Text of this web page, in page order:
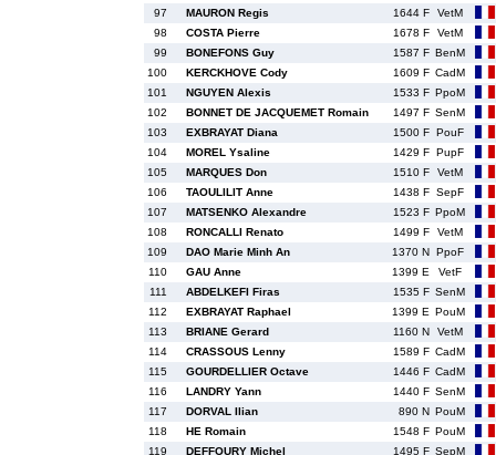
97
MAURON Regis 1644 F
VetM
98
COSTA Pierre 1678 F
VetM
99
BONEFONS Guy 1587 F BenM
100
KERCKHOVE Cody 1609 F CadM
101
NGUYEN Alexis 1533 F PpoM
102
BONNET DE JACQUEMET Romain 1497 F SenM
103
EXBRAYAT Diana 1500 F PouF
104
MOREL Ysaline 1429 F PupF
105
MARQUES Don 1510 F
VetM
106
TAOULILIT Anne 1438 F SepF
107
MATSENKO Alexandre 1523 F PpoM
108
RONCALLI Renato 1499 F
VetM
109
DAO Marie Minh An 1370 N PpoF
110
GAU Anne 1399 E
VetF
111
ABDELKEFI Firas 1535 F SenM
112
EXBRAYAT Raphael 1399 E PouM
113
BRIANE Gerard 1160 N
VetM
114
CRASSOUS Lenny 1589 F CadM
115
GOURDELLIER Octave 1446 F CadM
116
LANDRY Yann 1440 F SenM
117
DORVAL Ilian 890 N PouM
118
HE Romain 1548 F PouM
119
DEFFOURY Michel 1495 F SepM